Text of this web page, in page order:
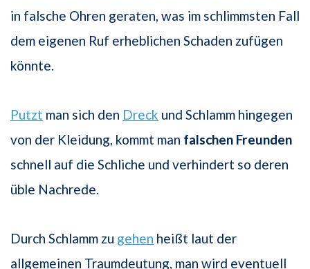
in falsche Ohren geraten, was im schlimmsten Fall
dem eigenen Ruf erheblichen Schaden zufügen
könnte.
Putzt man sich den Dreck und Schlamm hingegen
von der Kleidung, kommt man falschen Freunden
schnell auf die Schliche und verhindert so deren
üble Nachrede.
Durch Schlamm zu gehen heißt laut der
allgemeinen Traumdeutung, man wird eventuell